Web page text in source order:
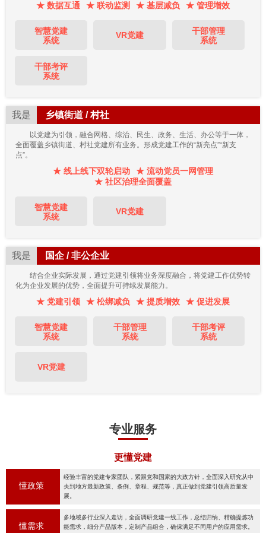
★ 数据互通 ★ 联动监测 ★ 基层减负 ★ 管理增效
智慧党建
系统
VR党建
干部管理
系统
干部考评
系统
我是 乡镇街道 / 村社
以党建为引领，融合网格、综治、民生、政务、生活、办公等于一体，
全面覆盖乡镇街道、村社党建所有业务。形成党建工作的“新亮点”“新支
点”。
★ 线上线下双轮启动
★ 流动党员一网管理
★ 社区治理全面覆盖
智慧党建
系统
VR党建
我是 国企 / 非公企业
结合企业实际发展，通过党建引领将业务深度融合，将党建工作优势转
化为企业发展的优势，全面提升可持续发展能力。
★ 党建引领 ★ 松绑减负 ★ 提质增效 ★ 促进发展
智慧党建
系统
干部管理
系统
干部考评
系统
VR党建
专业服务
更懂党建
懂政策
经验丰富的党建专家团队，紧跟党和国家的大政方针，全面深入研究从中
央到地方最新政策、条例、章程、规范等，真正做到党建引领高质量发
展。
懂需求
多地域多行业深入走访，全面调研党建一线工作，总结归纳、精确提炼功
能需求，细分产品版本，定制产品组合，确保满足不同用户的应用需求。